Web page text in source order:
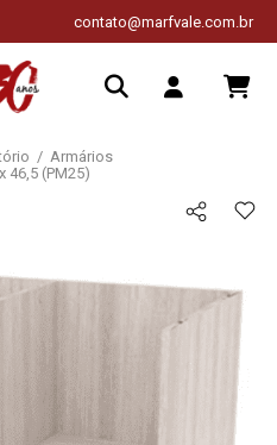
contato@marfvale.com.br
Armários
46,5 (PM25)